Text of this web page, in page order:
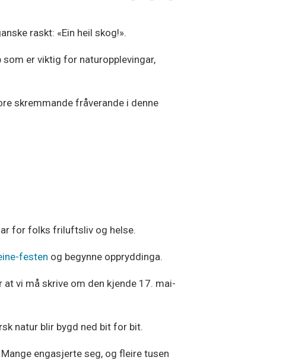
raskt: «Ein heil skog!».
som er viktig for naturopplevingar,
skremmande fråverande i denne
for folks friluftsliv og helse.
festen og begynne oppryddinga.
vi må skrive om den kjende 17. mai-
natur blir bygd ned bit for bit.
engasjerte seg, og fleire tusen